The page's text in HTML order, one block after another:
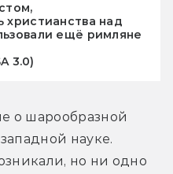
христианства над
ещё римляне
3.0)
о шарообразной
науке.
но ни одно